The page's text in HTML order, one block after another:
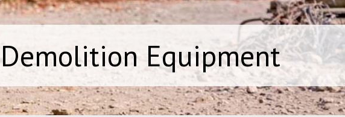
Demolition Equipment